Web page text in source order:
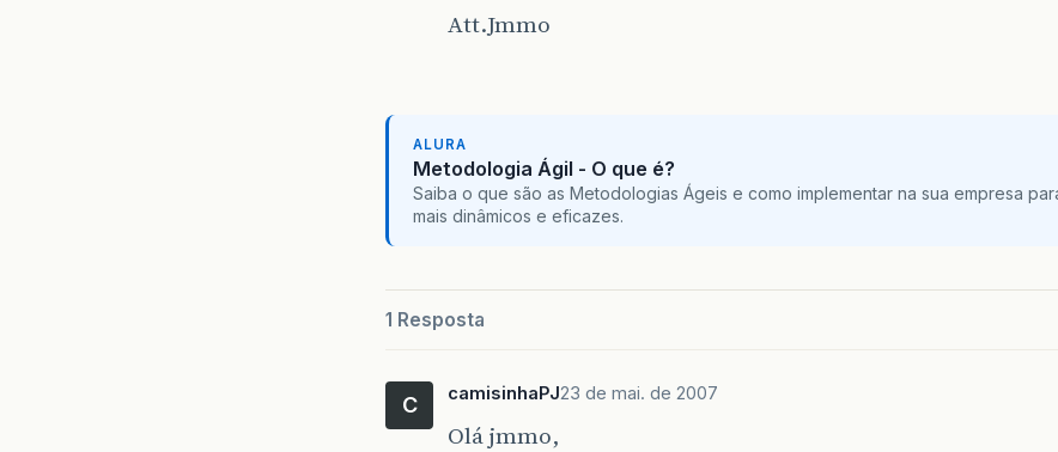
Att.Jmmo
ALURA
Metodologia Ágil - O que é?
Saiba o que são as Metodologias Ágeis e como implementar na sua empresa
mais dinâmicos e eficazes.
1 Resposta
C camisinhaPJ23 de mai. de 2007
Olá jmmo,